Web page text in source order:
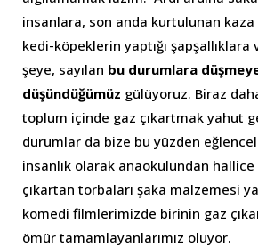
insanlara, son anda kurtulunan
kedi-köpeklerin yaptığı
şeye, sayılan bu durumlara
düşündüğümüz gülüyoruz. Biraz
toplum içinde gaz çıkartmak yahut
durumlar da bize bu yüzden
insanlık olarak anaokulundan
çıkartan torbaları şaka malzemesi
komedi filmlerimizde birinin gaz
ömür tamamlayanlarımız oluyor.